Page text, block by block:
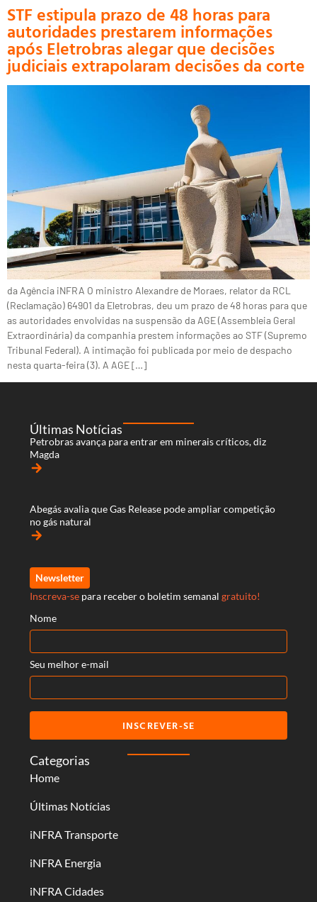
STF estipula prazo de 48 horas para
autoridades prestarem informações
após Eletrobras alegar que decisões
judiciais extrapolaram decisões da corte
da Agência iNFRA O ministro Alexandre de Moraes, relator da RCL
(Reclamação) 64901 da Eletrobras, deu um prazo de 48 horas para que
as autoridades envolvidas na suspensão da AGE (Assembleia Geral
Extraordinária) da companhia prestem informações ao STF (Supremo
Tribunal Federal). A intimação foi publicada por meio de despacho
nesta quarta-feira (3). A AGE […]
Categorias
Home
Últimas Notícias
iNFRA Transporte
iNFRA Energia
iNFRA Cidades
Últimas Notícias
Petrobras avança para entrar em minerais críticos, diz
Magda
arrow_forward
Abegás avalia que Gas Release pode ampliar competição
no gás natural
arrow_forward
Newsletter
Inscreva-se para receber o boletim semanal gratuito!
Nome
Seu melhor e-mail
INSCREVER-SE